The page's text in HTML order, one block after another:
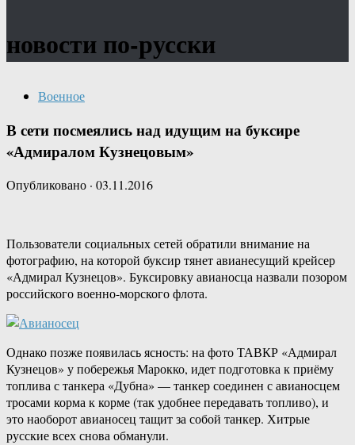
новости по-русски
Военное
В сети посмеялись над идущим на буксире
«Адмиралом Кузнецовым»
Опубликовано · 03.11.2016
Пользователи социальных сетей обратили внимание на
фотографию, на которой буксир тянет авианесущий крейсер
«Адмирал Кузнецов». Буксировку авианосца назвали позором
российского военно-морского флота.
Однако позже появилась ясность: на фото ТАВКР «Адмирал
Кузнецов» у побережья Марокко, идет подготовка к приёму
топлива с танкера «Дубна» — танкер соединен с авианосцем
тросами корма к корме (так удобнее передавать топливо), и
это наоборот авианосец тащит за собой танкер. Хитрые
русские всех снова обманули.